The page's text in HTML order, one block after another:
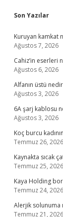
Son Yazılar
Kuruyan kamkat
Ağustos 7, 2026
Cahiz’in eserleri
Ağustos 6, 2026
Alfanın üstü
Ağustos 3, 2026
6A şarj kablosu
Ağustos 3, 2026
Koç burcu
Temmuz 26, 2026
Kaynakta sıcak
Temmuz 25, 2026
Kaya Holding
Temmuz 24, 2026
Alerjik solunuma
Temmuz 21, 2026